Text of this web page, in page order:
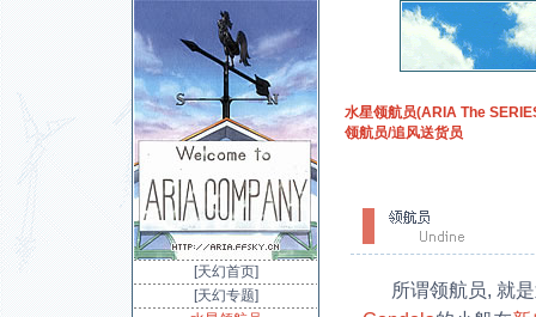
水星领航员(ARIA The
领航员/追风送货员
所谓领航员, 就
[天幻首页]
[天幻专题]